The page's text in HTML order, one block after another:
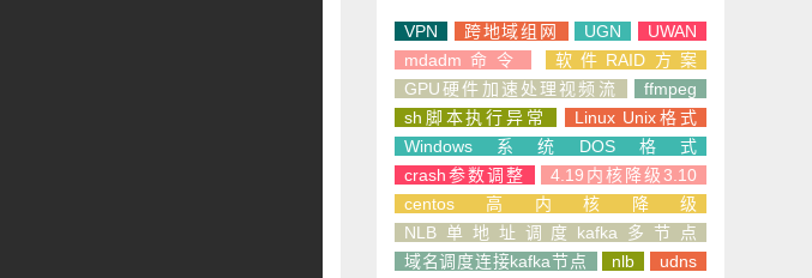
VPN 跨地域组网 UGN
UWAN
mdadm命令
软件RAID方案
GPU硬件加速处理视频流
ffmpeg
sh脚本执行异常
Linux Unix格式
Windows系统DOS格式
crash参数调整
4.19内核降级3.10
centos高内核降级
NLB单地址调度kafka多节点
域名调度连接kafka节点
nlb
udns